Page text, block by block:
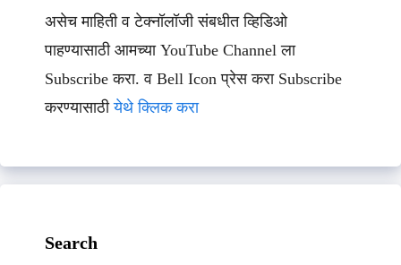
असेच माहिती व टेक्नॉलॉजी संबधीत व्हिडिओ
पाहण्यासाठी आमच्या YouTube Channel ला
Subscribe करा. व Bell Icon प्रेस करा Subscribe
करण्यासाठीयेथे क्लिक करा
Search